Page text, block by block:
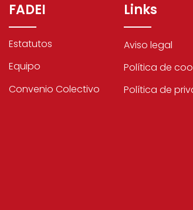
FADEI
Estatutos
Equipo
Convenio Colectivo
Links
Aviso legal
Política de
Política de